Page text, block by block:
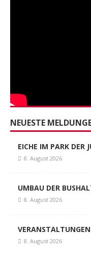
NEUESTE
EICHE IM PARK DER
8. August 2026
UMBAU DER
8. August 2026
8. August 2026